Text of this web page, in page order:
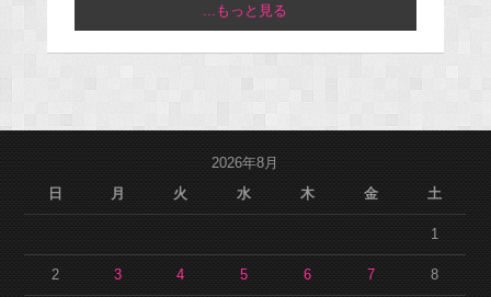
...もっと見る
2026年8月
日
月 火 水 木 金 土
1
2 3 4 5 6 7 8